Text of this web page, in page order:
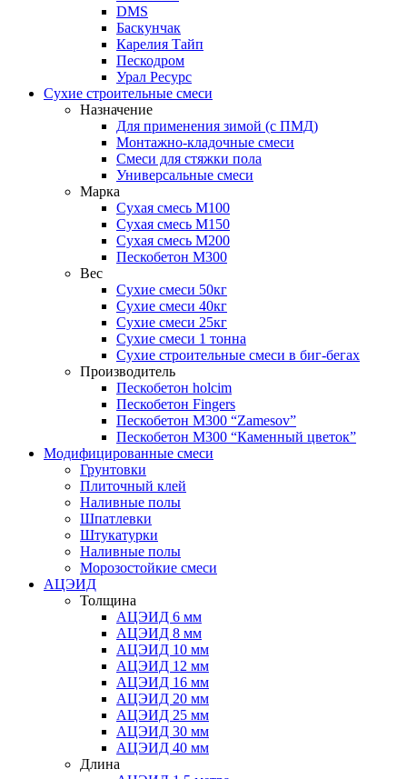
DMS
Баскунчак
Карелия Тайп
Пескодром
Урал Ресурс
Сухие строительные смеси
Назначение
Для применения зимой (с ПМД)
Монтажно-кладочные смеси
Смеси для стяжки пола
Универсальные смеси
Марка
Сухая смесь М100
Сухая смесь М150
Сухая смесь М200
Пескобетон М300
Вес
Сухие смеси 50кг
Сухие смеси 40кг
Сухие смеси 25кг
Сухие смеси 1 тонна
Сухие строительные смеси в биг-бегах
Производитель
Пескобетон holcim
Пескобетон Fingers
Пескобетон М300 “Zamesov”
Пескобетон М300 “Каменный цветок”
Модифицированные смеси
Грунтовки
Плиточный клей
Наливные полы
Шпатлевки
Штукатурки
Наливные полы
Морозостойкие смеси
АЦЭИД
Толщина
АЦЭИД 6 мм
АЦЭИД 8 мм
АЦЭИД 10 мм
АЦЭИД 12 мм
АЦЭИД 16 мм
АЦЭИД 20 мм
АЦЭИД 25 мм
АЦЭИД 30 мм
АЦЭИД 40 мм
Длина